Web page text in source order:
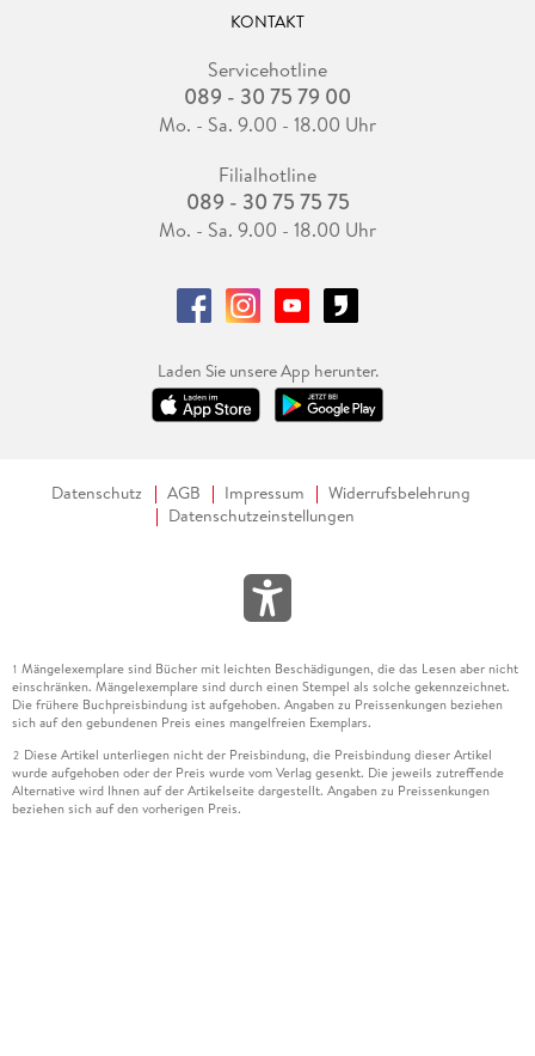
KONTAKT
Servicehotline
089 - 30 75 79 00
Mo. - Sa. 9.00 - 18.00 Uhr
Filialhotline
089 - 30 75 75 75
Mo. - Sa. 9.00 - 18.00 Uhr
Laden Sie unsere App herunter.
Datenschutz AGB Impressum
Widerrufsbelehrung
Datenschutzeinstellungen
1 Mängelexemplare sind Bücher mit leichten Beschädigungen, die das Lesen aber nicht
einschränken. Mängelexemplare sind durch einen Stempel als solche gekennzeichnet.
Die frühere Buchpreisbindung ist aufgehoben. Angaben zu Preissenkungen beziehen
sich auf den gebundenen Preis eines mangelfreien Exemplars.
2 Diese Artikel unterliegen nicht der Preisbindung, die Preisbindung dieser Artikel
wurde aufgehoben oder der Preis wurde vom Verlag gesenkt. Die jeweils zutreffende
Alternative wird Ihnen auf der Artikelseite dargestellt. Angaben zu Preissenkungen
beziehen sich auf den vorherigen Preis.